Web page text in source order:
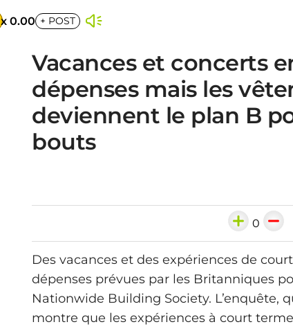
x 0.00 + POST
Vacances et concerts
dépenses mais les
deviennent le plan B
bouts
0
Des vacances et des expériences de
dépenses prévues par les Britanniques
Nationwide Building Society. L’enquête,
montre que les expériences à court